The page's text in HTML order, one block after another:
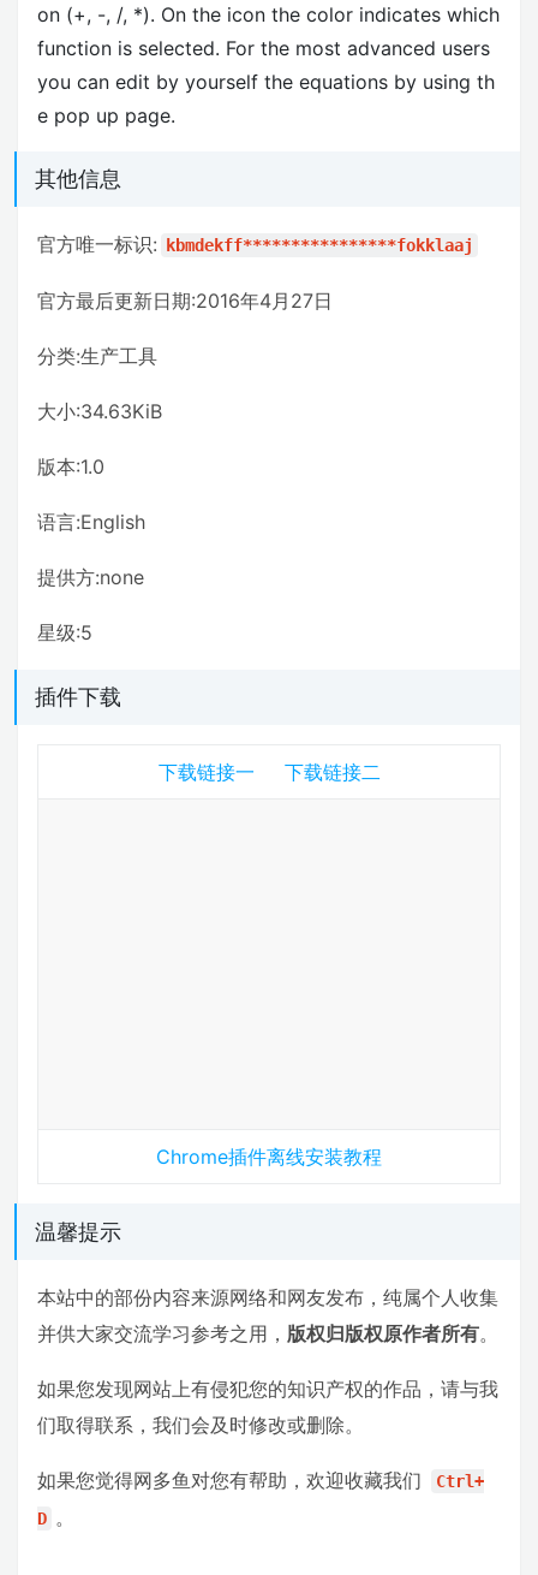
on (+, -, /, *). On the icon the color indicates which
function is selected. For the most advanced users
you can edit by yourself the equations by using th
e pop up page.
其他信息
官方唯一标识: kbmdekff****************fokklaaj
官方最后更新日期:2016年4月27日
分类:生产工具
大小:34.63KiB
版本:1.0
语言:English
提供方:none
星级:5
插件下载
下载链接一 下载链接二
Chrome插件离线安装教程
温馨提示
本站中的部份内容来源网络和网友发布，纯属个人收集
并供大家交流学习参考之用， 版权归版权原作者所有。
如果您发现网站上有侵犯您的知识产权的作品，请与我
们取得联系，我们会及时修改或删除。
如果您觉得网多鱼对您有帮助，欢迎收藏我们
Ctrl+
D 。